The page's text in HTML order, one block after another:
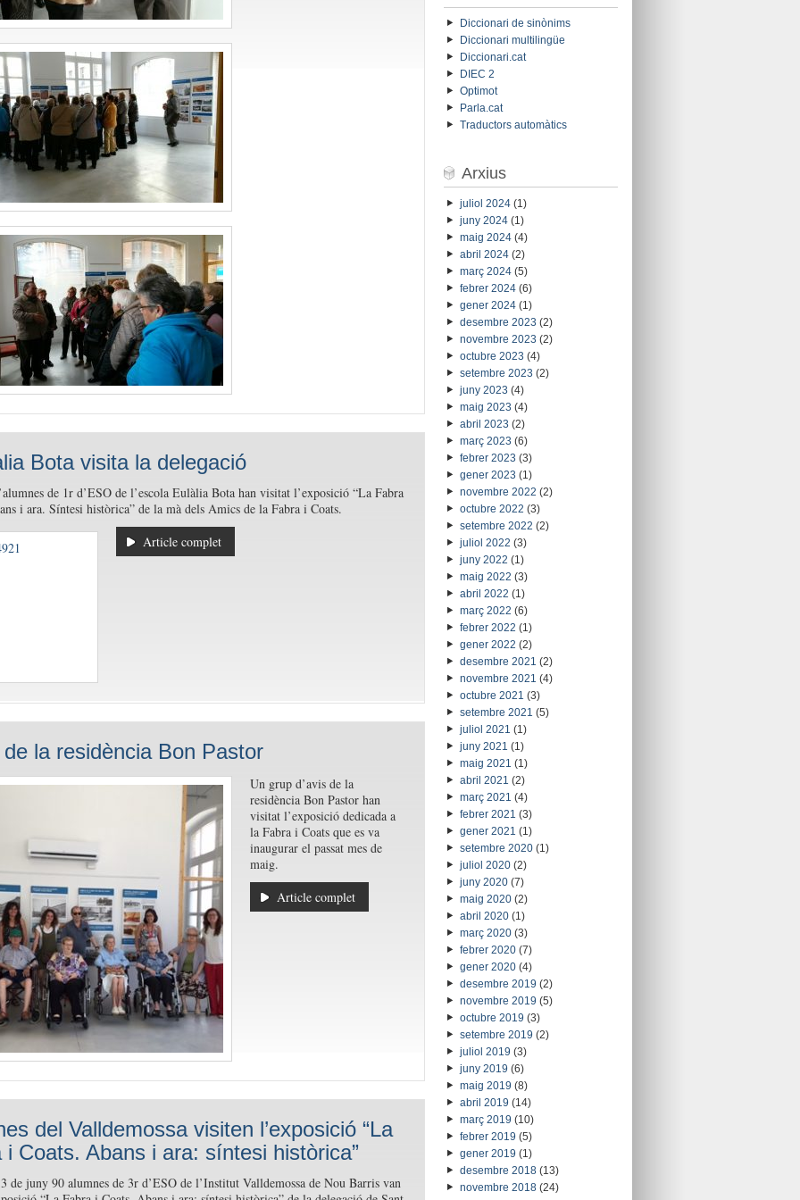
Bota visita la delegació
de 1r d’ESO de l’escola Eulàlia Bota han visitat l’exposició “La Fabra
i ara. Síntesi històrica” de la mà dels Amics de la Fabra i Coats.
Article complet
la residència Bon Pastor
Un grup d’avis de la
residència Bon Pastor han
visitat l’exposició dedicada a
la Fabra i Coats que es va
inaugurar el passat mes de
maig.
Article complet
del Valldemossa visiten l’exposició “La
i Coats. Abans i ara: síntesi històrica”
de juny 90 alumnes de 3r d’ESO de l’Institut Valldemossa de Nou Barris van
Diccionari de sinònims
Diccionari multilingüe
Diccionari.cat
DIEC 2
Optimot
Parla.cat
Traductors automàtics
Arxius
juliol 2024(1)
juny 2024(1)
maig 2024(4)
abril 2024(2)
març 2024(5)
febrer 2024(6)
gener 2024(1)
desembre 2023 (2)
novembre 2023 (2)
octubre 2023 (4)
setembre 2023 (2)
juny 2023 (4)
maig 2023 (4)
abril 2023 (2)
març 2023 (6)
febrer 2023 (3)
gener 2023 (1)
novembre 2022 (2)
octubre 2022 (3)
setembre 2022 (2)
juliol 2022 (3)
juny 2022 (1)
maig 2022 (3)
abril 2022 (1)
març 2022 (6)
febrer 2022 (1)
gener 2022 (2)
desembre 2021 (2)
novembre 2021 (4)
octubre 2021 (3)
setembre 2021 (5)
juliol 2021 (1)
juny 2021 (1)
maig 2021 (1)
abril 2021 (2)
març 2021 (4)
febrer 2021 (3)
gener 2021 (1)
setembre 2020(1)
juliol 2020(2)
juny 2020(7)
maig 2020(2)
abril 2020(1)
març 2020(3)
febrer 2020(7)
gener 2020(4)
desembre 2019 (2)
novembre 2019 (5)
octubre 2019 (3)
setembre 2019 (2)
juliol 2019 (3)
juny 2019 (6)
maig 2019 (8)
abril 2019 (14)
març 2019 (10)
febrer 2019 (5)
gener 2019 (1)
desembre 2018(13)
novembre 2018(24)